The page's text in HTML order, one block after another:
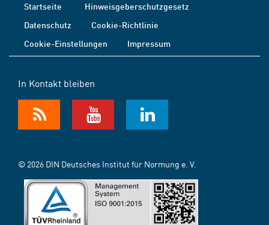
Startseite
Hinweisgeberschutzgesetz
Datenschutz
Cookie-Richtlinie
Cookie-Einstellungen
Impressum
In Kontakt bleiben
© 2026 DIN Deutsches Institut für Normung e. V.